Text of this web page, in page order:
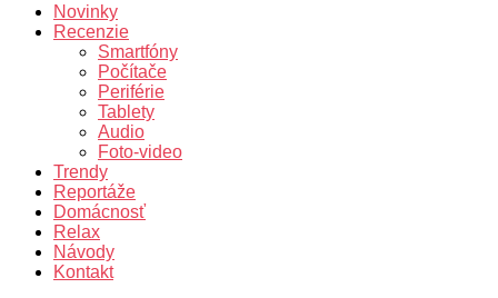
Novinky
Recenzie
Smartfóny
Počítače
Periférie
Tablety
Audio
Foto-video
Trendy
Reportáže
Domácnosť
Relax
Návody
Kontakt